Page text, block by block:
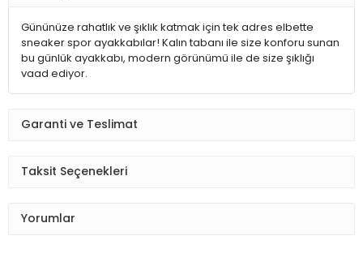
Gününüze rahatlık ve şıklık katmak için tek adres elbette
sneaker spor ayakkabılar! Kalın tabanı ile size konforu sunan
bu günlük ayakkabı, modern görünümü ile de size şıklığı
vaad ediyor.
Garanti ve Teslimat
Taksit Seçenekleri
Yorumlar